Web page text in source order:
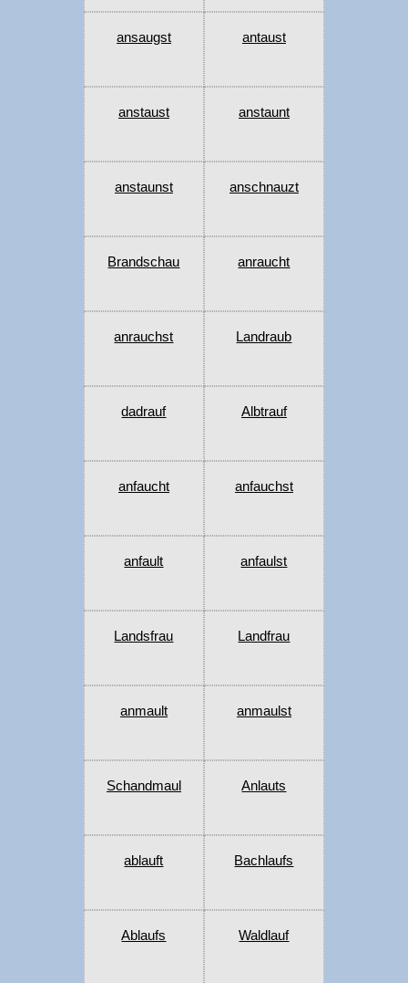
ansaugst antaust
anstaust anstaunt
anstaunst anschnauzt
Brandschau anraucht
anrauchst Landraub
dadrauf Albtrauf
anfaucht anfauchst
anfault anfaulst
Landsfrau Landfrau
anmault anmaulst
Schandmaul Anlauts
ablauft Bachlaufs
Ablaufs Waldlauf